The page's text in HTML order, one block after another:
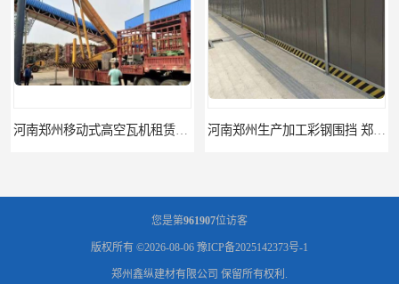
河南郑州移动式高空瓦机租赁公司 提高施工效率 河南郑州生产加工彩钢围挡 郑州鑫纵 质量好 围挡加工
您是第961907位访客
版权所有 ©2026-08-06 豫ICP备2025142373号-1
郑州鑫纵建材有限公司 保留所有权利.